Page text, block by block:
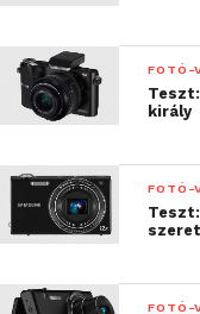
dolog pont a
Ugyanis ha az
nagyon
szállna be a por,
egy kupak. Ettől
fel, hogy néha
pedig műbőrből
FOTÓ-
király
FOTÓ-
FOTÓ-